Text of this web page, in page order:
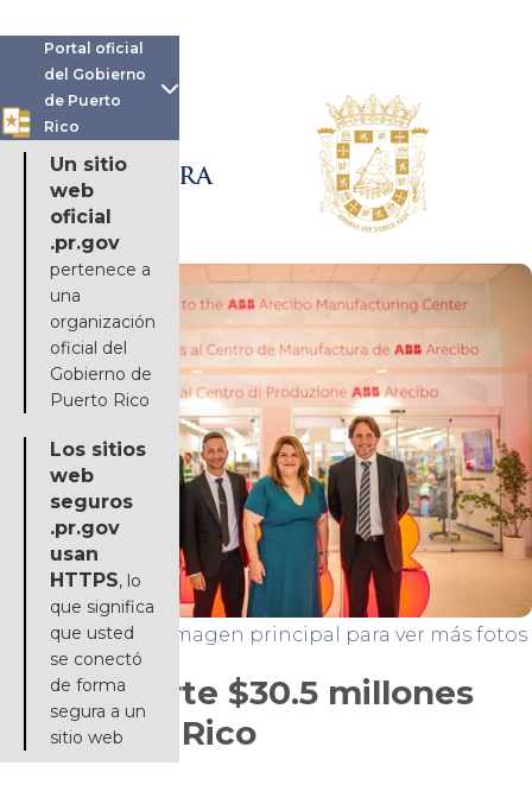
Portal oficial
del Gobierno
de Puerto
Rico

Un sitio
web
oficial
.pr.gov
pertenece a
una
organización
oficial del
Gobierno de
Puerto Rico
Los sitios
web
seguros
.pr.gov
usan
HTTPS, lo
que significa
que usted
se conectó
de forma
segura a un
sitio web
GOBERNADORA
Haga click en la imagen principal para ver más fotos
ABB invierte $30.5 millones
en Puerto Rico